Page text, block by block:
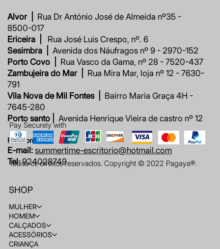
Alvor |
Rua Dr António José de Almeida nº35 -
8500-017
Ericeira |
Rua José Luis Crespo, nº. 6
Sesimbra |
Avenida dos Náufragos nº 9 - 2970-152
Porto Covo |
Rua Vasco da Gama, nº 28 - 7520-437
Zambujeira do Mar |
Rua Mira Mar, loja nº 12 - 7630-
791
Vila Nova de Mil Fontes |
Bairro Maria Graça 4H -
7645-280
Porto santo |
Avenida Henrique Vieira de castro nº 12
Fale connosco
E-mail: summertime-escritorio@hotmail.com
Tel: 924028749
Pay Securely with
Todos os direitos reservados. Copyright © 2022 Pagaya®.
SHOP
MULHER
HOMEM
CALÇADOS
ACESSÓRIOS
CRIANÇA